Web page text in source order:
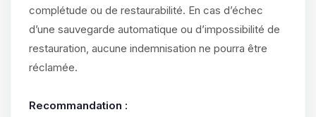
complétude ou de restaurabilité. En cas d’échec
d’une sauvegarde automatique ou d’impossibilité de
restauration, aucune indemnisation ne pourra être
réclamée.
Recommandation :